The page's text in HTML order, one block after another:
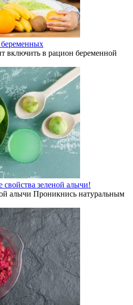
включить в рацион беременной
свойства зеленой алычи!
алычи Проникнись натуральным